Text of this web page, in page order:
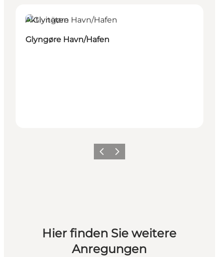
Aktivitäten
Glyngøre Havn/Hafen
Vorherige Folie
Nächste Folie
Hier finden Sie weitere
Anregungen